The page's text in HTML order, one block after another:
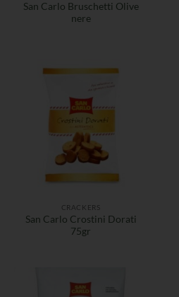
San Carlo Bruschetti Olive
nere
CRACKERS
San Carlo Crostini Dorati
75gr